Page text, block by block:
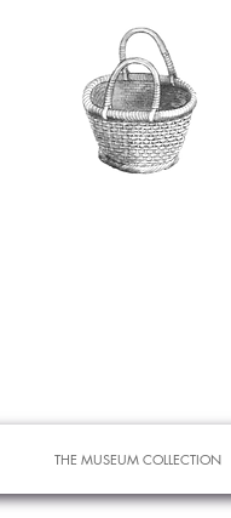
THE MUSEUM COLLECTION